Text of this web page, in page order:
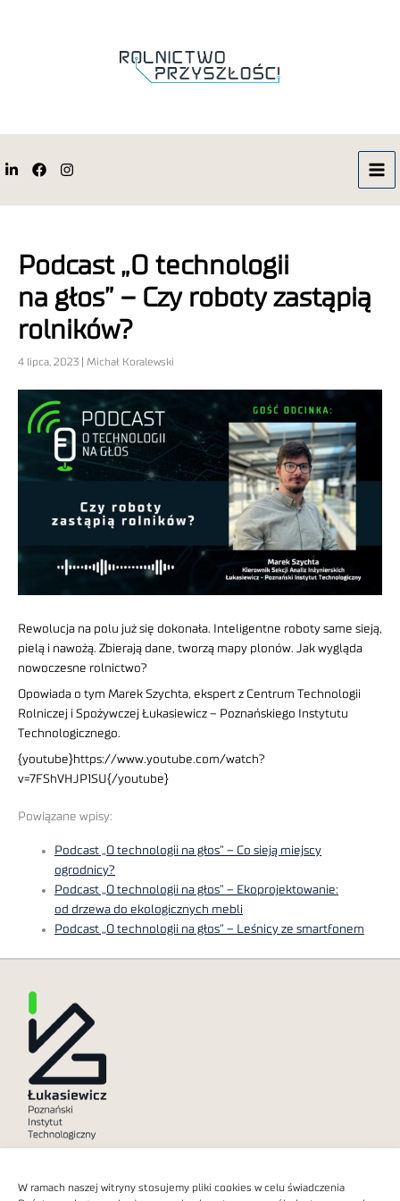
W ramach naszej witryny stosujemy pliki cookies w celu świadczenia
Podcast „O technologii
na głos” – Czy roboty zastąpią
rolników?
4 lipca, 2023 | Michał Koralewski
Rewolucja na polu już się dokonała. Inteligentne roboty same sieją,
pielą i nawożą. Zbierają dane, tworzą mapy plonów. Jak wygląda
nowoczesne rolnictwo?
Opowiada o tym Marek Szychta, ekspert z Centrum Technologii
Rolniczej i Spożywczej Łukasiewicz – Poznańskiego Instytutu
Technologicznego.
{youtube}https://www.youtube.com/watch?
v=7FShVHJP1SU{/youtube}
Powiązane wpisy:
Podcast „O technologii na głos” – Co sieją miejscy
ogrodnicy?
Podcast „O technologii na głos” – Ekoprojektowanie:
od drzewa do ekologicznych mebli
Podcast „O technologii na głos” – Leśnicy ze smartfonem